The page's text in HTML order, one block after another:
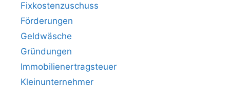
Fixkostenzuschuss
Förderungen
Geldwäsche
Gründungen
Immobilienertragsteuer
Kleinunternehmer